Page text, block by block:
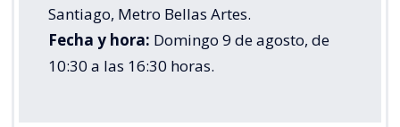
Santiago, Metro Bellas Artes.
Fecha y hora: Domingo 9 de agosto, de
10:30 a las 16:30 horas.